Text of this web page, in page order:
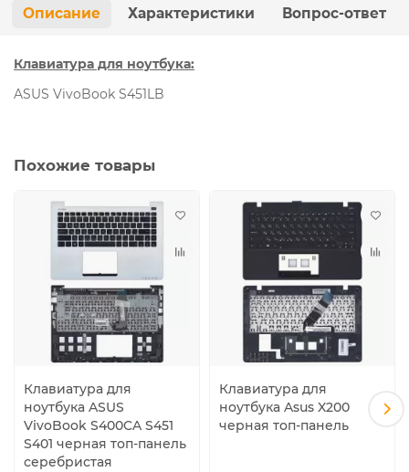
Описание Характеристики Вопрос-ответ
Клавиатура для ноутбука:
ASUS VivoBook S451LB
Похожие товары
Клавиатура для
ноутбука ASUS
VivoBook S400CA S451
S401 черная топ-панель
серебристая
Клавиатура для
ноутбука Asus X200
черная топ-панель